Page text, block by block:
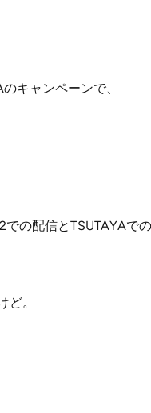
キャンペーンで、
の配信とTSUTAYAで
ど。